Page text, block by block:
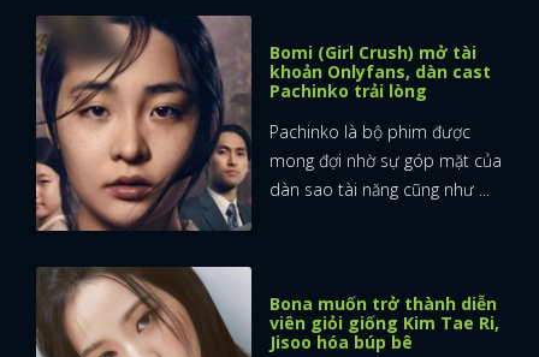
Bomi (Girl Crush) mở tài
khoản Onlyfans, dàn cast
Pachinko trải lòng
Pachinko là bộ phim được
mong đợi nhờ sự góp mặt của
dàn sao tài năng cũng như ...
Bona muốn trở thành diễn
viên giỏi giống Kim Tae Ri,
Jisoo hóa búp bê